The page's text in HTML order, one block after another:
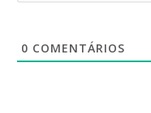
0 COMENTÁRIOS